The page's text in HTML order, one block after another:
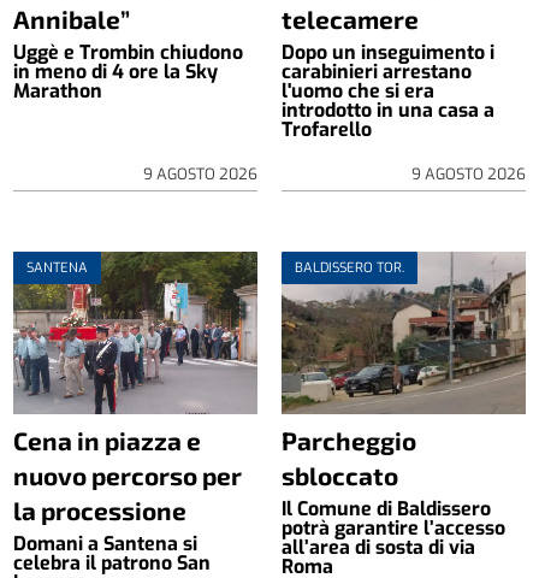
Annibale”
Uggè e Trombin chiudono
in meno di 4 ore la Sky
Marathon
9 AGOSTO 2026
telecamere
Dopo un inseguimento i
carabinieri arrestano
l'uomo che si era
introdotto in una casa a
Trofarello
9 AGOSTO 2026
SANTENA
Cena in piazza e
nuovo percorso per
la processione
Domani a Santena si
celebra il patrono San
BALDISSERO TOR.
Parcheggio
sbloccato
Il Comune di Baldissero
potrà garantire l’accesso
all’area di sosta di via
Roma